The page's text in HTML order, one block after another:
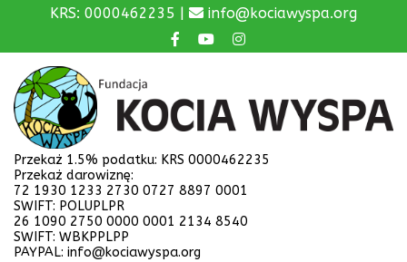
KRS: 0000462235 | info@kociawyspa.org
Przekaż 1.5% podatku: KRS 0000462235
Przekaż darowiznę:
72 1930 1233 2730 0727 8897 0001
SWIFT: POLUPLPR
26 1090 2750 0000 0001 2134 8540
SWIFT: WBKPPLPP
PAYPAL: info@kociawyspa.org